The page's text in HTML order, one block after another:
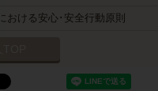
おける安心･安全行動原則